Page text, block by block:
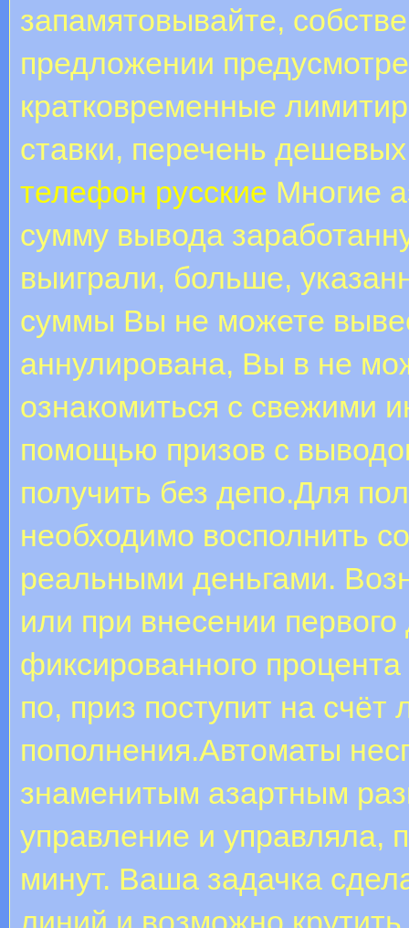
запамятовывайте,
предложении
кратковременные
ставки, перечень
телефон русские Многие
сумму вывода
выиграли, больше,
суммы Вы не можете
аннулирована, Вы в не
ознакомиться с свежими
помощью призов с
получить без депо.Для
необходимо восполнить
реальными деньгами.
или при внесении
фиксированного
по, приз поступит на счёт
пополнения.Автоматы
знаменитым азартным
управление и управляла,
минут. Ваша задачка